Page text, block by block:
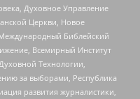
Духовное Управление
Церкви, Новое
Библейский
Всемирный Институт
Технологии,
за выборами, Республика
развития журналистики,